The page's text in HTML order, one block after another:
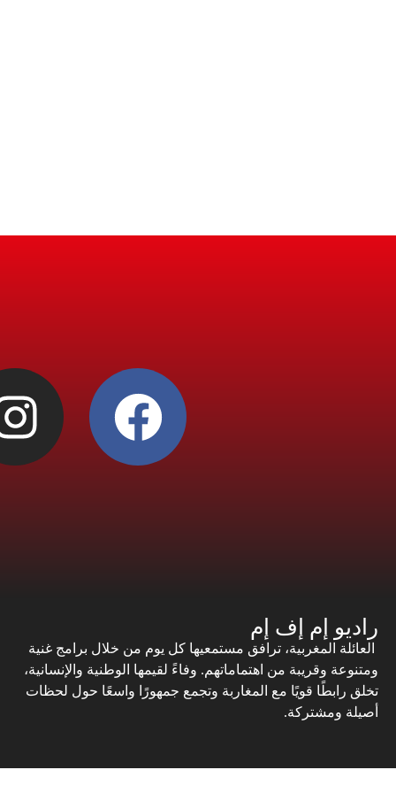
راديو إم إف إم
العائلة المغربية، ترافق مستمعيها كل يوم من خلال برامج غنية
ومتنوعة وقريبة من اهتماماتهم. وفاءً لقيمها الوطنية والإنسانية،
تخلق رابطًا قويًا مع المغاربة وتجمع جمهورًا واسعًا حول لحظات
أصيلة ومشتركة.